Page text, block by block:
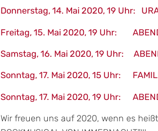
Donnerstag, 14. Mai 2020, 19 Uhr:
Freitag, 15. Mai 2020, 19 Uhr:
Samstag, 16. Mai 2020, 19 Uhr:
Sonntag, 17. Mai 2020, 15 Uhr:
Sonntag, 17. Mai 2020, 19 Uhr:
Wir freuen uns auf 2020, wenn es heißt